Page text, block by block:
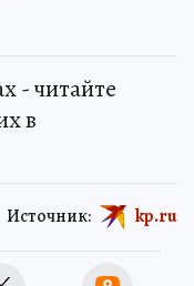
- читайте
в
Источник: kp.ru